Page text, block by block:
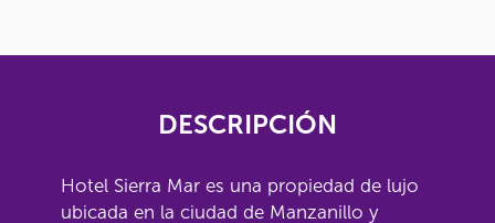
DESCRIPCIÓN
Hotel Sierra Mar es una propiedad de lujo
ubicada en la ciudad de Manzanillo y